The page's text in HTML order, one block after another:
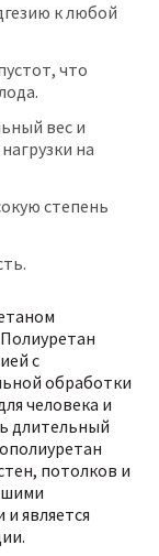
к любой
что
вес и
на
степень
с
обработки
человека и
длительный
потолков и
является